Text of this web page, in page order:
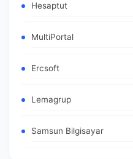
Hesaptut
MultiPortal
Ercsoft
Lemagrup
Samsun Bilgisayar